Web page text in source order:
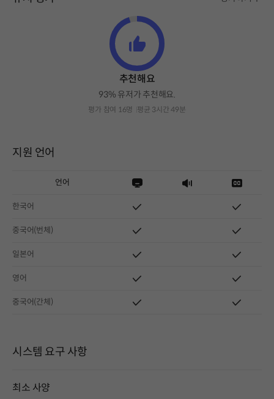
추천해요
93% 유저가 추천해요.
평가 참여 16명 평균 3시간 49분
지원 언어
언어
한국어
중국어(번체)
일본어
영어
중국어(간체)
시스템 요구 사항
최소 사양